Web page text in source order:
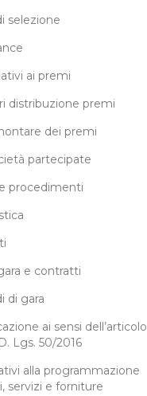
selezione
ai premi
distribuzione premi
dei premi
partecipate
procedimenti
e contratti
di gara
ai sensi dell’articolo
Lgs. 50/2016
alla programmazione
servizi e forniture